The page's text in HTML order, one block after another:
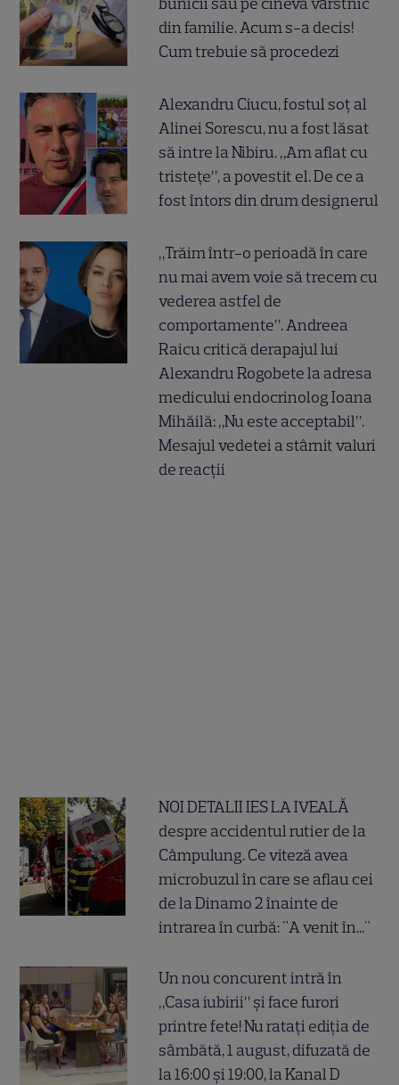
din familie. Acum s-a decis!
Cum trebuie să procedezi
Alexandru Ciucu, fostul soț al
Alinei Sorescu, nu a fost lăsat
să intre la Nibiru. „Am aflat cu
tristețe”, a povestit el. De ce a
fost întors din drum designerul
„Trăim într-o perioadă în care
nu mai avem voie să trecem cu
vederea astfel de
comportamente”. Andreea
Raicu critică derapajul lui
Alexandru Rogobete la adresa
medicului endocrinolog Ioana
Mihăilă: „Nu este acceptabil”.
Mesajul vedetei a stârnit valuri
de reacții
NOI DETALII IES LA IVEALĂ
despre accidentul rutier de la
Câmpulung. Ce viteză avea
microbuzul în care se aflau cei
de la Dinamo 2 înainte de
intrarea în curbă: "A venit în..."
Un nou concurent intră în
„Casa iubirii” și face furori
printre fete! Nu ratați ediția de
sâmbătă, 1 august, difuzată de
la 16:00 și 19:00, la Kanal D